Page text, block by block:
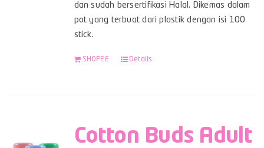
dan sudah bersertifikasi Halal. Dikemas dalam
pot yang terbuat dari plastik dengan isi 100
stick.
SHOPEE Details
Cotton Buds Adult